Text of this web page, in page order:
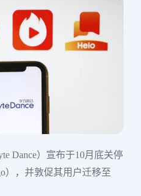
Dance）宣布于10月底关停
），并敦促其用户迁移至